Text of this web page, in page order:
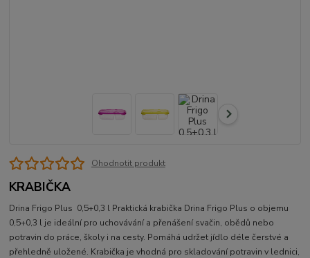
Ohodnotit produkt
KRABIČKA
Drina Frigo Plus 0,5+0,3 l Praktická krabička Drina Frigo Plus o objemu
0,5+0,3 l je ideální pro uchovávání a přenášení svačin, obědů nebo
potravin do práce, školy i na cesty. Pomáhá udržet jídlo déle čerstvé a
přehledně uložené. Krabička je vhodná pro skladování potravin v lednici,